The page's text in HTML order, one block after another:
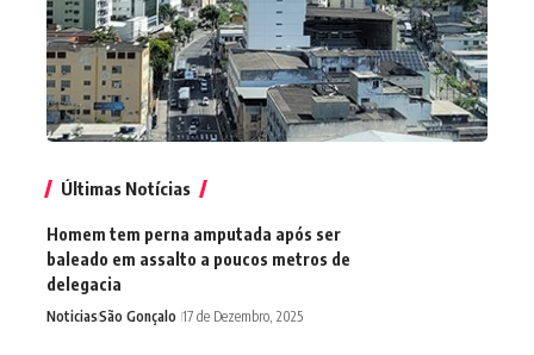
Últimas Notícias
Homem tem perna amputada após ser
baleado em assalto a poucos metros de
delegacia
NoticiasSão Gonçalo 17 de Dezembro, 2025